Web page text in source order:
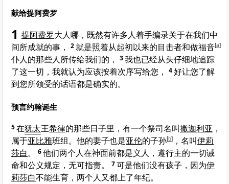
献给提阿费罗
1 提阿费罗大人哪，既然有许多人着手编录关于在我们中
间所成就的事，
2就是照着从起初以来的目击者和做福音[a]
仆人的那些人所传给我们的， 3我也已经从头仔细地追踪
了这一切，我就认为应该按着次序写给您，
4好让您了解
到您所领受的话语都是确实的。
预言约翰诞生
5在犹太王希律的那些日子里，有一个祭司名叫撒迦利亚 ，
属于亚比雅班组。他的妻子也是亚伦的子孙[b] ，名叫伊莉
莎白。 6他们两个人在神面前都是义人，遵行主的一切诫
命和公义规定，无可指责。
7可是他们没有孩子，因为伊
莉莎白不能生育，两个人又都上了年纪。